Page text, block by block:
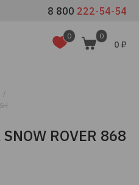
8 800 222-54-54
0 0
0 ₽
ROVER 868